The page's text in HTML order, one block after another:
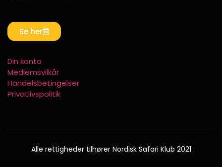
Se her
Din konto
Medlemsvilkår
Handelsbetingelser
Privatlivspolitik
Alle rettigheder tilhører Nordisk Safari Klub 2021